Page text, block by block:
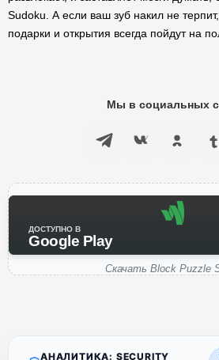
Sudoku. А если ваш зуб накил не
подарки и открытия всегда пойдут на
Мы в социальных
ДОСТУПНО В
Google Play
Скачать Block Puzzle
АНАЛИТИКА: SECURITY